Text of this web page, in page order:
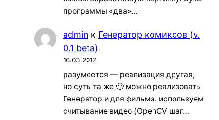
программы «два»…
admin к Генератор комиксов (v.
0.1 beta)
16.03.2012
разумеется — реализация другая,
но суть та же 🙂 можно реализовать
Генератор и для фильма. используем
считывание видео (OpenCV шаг…